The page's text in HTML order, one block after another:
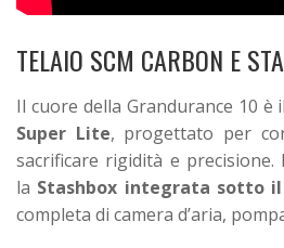
TELAIO SCM CARBON E
Il cuore della Grandurance 10 è
Super Lite, progettato per
sacrificare rigidità e precisione.
la Stashbox integrata sotto
completa di camera d’aria,